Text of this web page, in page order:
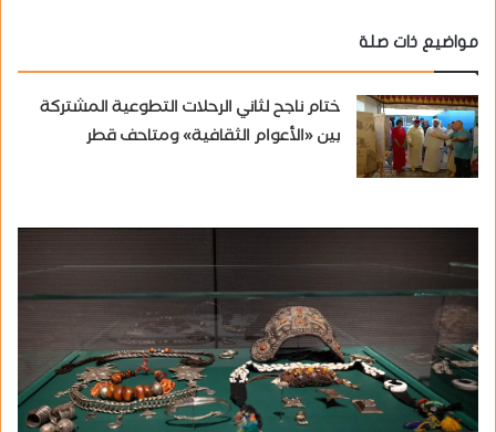
مواضيع ذات صلة
ختام ناجح لثاني الرحلات التطوعية المشتركة
بين «الأعوام الثقافية» ومتاحف قطر